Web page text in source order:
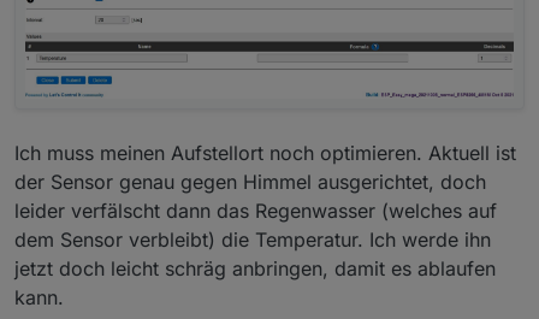
Ich muss meinen Aufstellort noch optimieren. Aktuell ist
der Sensor genau gegen Himmel ausgerichtet, doch
leider verfälscht dann das Regenwasser (welches auf
dem Sensor verbleibt) die Temperatur. Ich werde ihn
jetzt doch leicht schräg anbringen, damit es ablaufen
kann.